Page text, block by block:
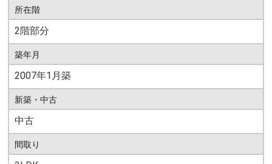
所在階
2階部分
築年月
2007年1月築
新築・中古
中古
間取り